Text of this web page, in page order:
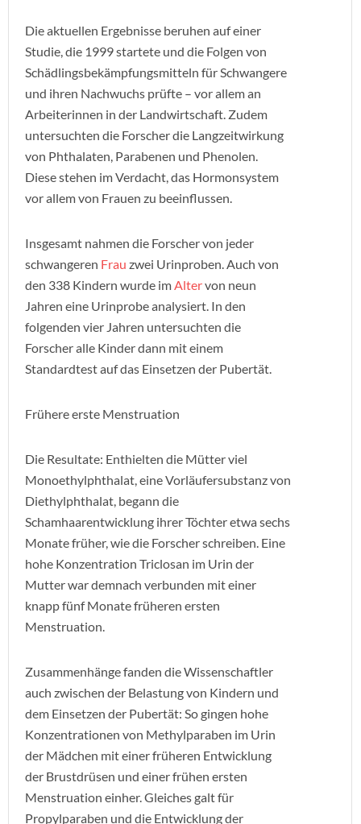
Die aktuellen Ergebnisse beruhen auf einer
Studie, die 1999 startete und die Folgen von
Schädlingsbekämpfungsmitteln für Schwangere
und ihren Nachwuchs prüfte – vor allem an
Arbeiterinnen in der Landwirtschaft. Zudem
untersuchten die Forscher die Langzeitwirkung
von Phthalaten, Parabenen und Phenolen.
Diese stehen im Verdacht, das Hormonsystem
vor allem von Frauen zu beeinflussen.
Insgesamt nahmen die Forscher von jeder
schwangeren Frau zwei Urinproben. Auch von
den 338 Kindern wurde imAltervon neun
Jahren eine Urinprobe analysiert. In den
folgenden vier Jahren untersuchten die
Forscher alle Kinder dann mit einem
Standardtest auf das Einsetzen der Pubertät.
Frühere erste Menstruation
Die Resultate: Enthielten die Mütter viel
Monoethylphthalat, eine Vorläufersubstanz von
Diethylphthalat, begann die
Schamhaarentwicklung ihrer Töchter etwa sechs
Monate früher, wie die Forscher schreiben. Eine
hohe Konzentration Triclosan im Urin der
Mutter war demnach verbunden mit einer
knapp fünf Monate früheren ersten
Menstruation.
Zusammenhänge fanden die Wissenschaftler
auch zwischen der Belastung von Kindern und
dem Einsetzen der Pubertät: So gingen hohe
Konzentrationen von Methylparaben im Urin
der Mädchen mit einer früheren Entwicklung
der Brustdrüsen und einer frühen ersten
Menstruation einher. Gleiches galt für
Propylparaben und die Entwicklung der